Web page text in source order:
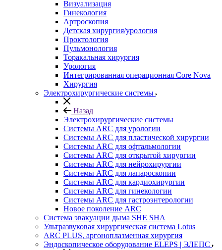
Визуализация
Гинекология
Артроскопия
Детская хирургия/урология
Проктология
Пульмонология
Торакальная хирургия
Урология
Интегрированная операционная Core Nova
Хирургия
Электрохирургические системы
Назад
Электрохирургические системы
Системы ARC для урологии
Системы ARC для пластической хирургии
Системы ARC для офтальмологии
Системы ARC для открытой хирургии
Системы ARC для нейрохирургии
Системы ARC для лапароскопии
Системы ARC для кардиохирургии
Системы ARC для гинекологии
Системы ARC для гастроэнтерологии
Новое поколение ARC
Система эвакуации дыма SHE SHA
Ультразвуковая хирургическая система Lotus
ARC PLUS, аргоноплазменная хирургия
Эндоскопическое оборудование ELEPS | ЭЛЕПС